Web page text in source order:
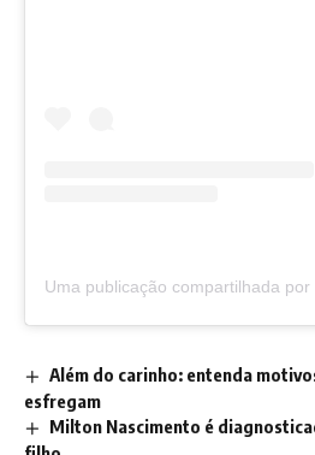
Além do carinho: entenda
esfregam
Milton Nascimento é